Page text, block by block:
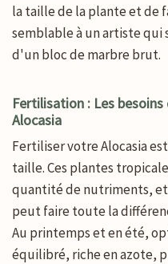
la taille de la plante et de
semblable à un artiste
d'un bloc de marbre brut.
Fertilisation : Les
Alocasia
Fertiliser votre Alocasia
taille. Ces plantes
quantité de nutriments,
peut faire toute la
Au printemps et en été,
équilibré, riche en azote,